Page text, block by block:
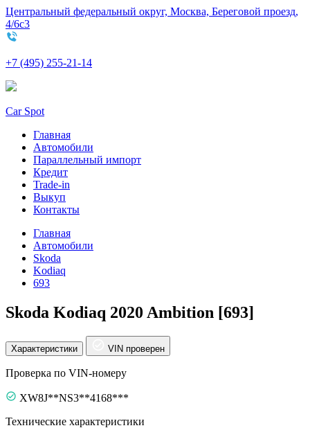
Центральный федеральный округ, Москва, Береговой проезд,
4/6с3
+7 (495) 255-21-14
Car Spot
Главная
Автомобили
Параллельный импорт
Кредит
Trade-in
Выкуп
Контакты
Главная
Автомобили
Skoda
Kodiaq
693
Skoda Kodiaq 2020 Ambition [693]
Характеристики VIN проверен
Проверка по VIN-номеру
XW8J**NS3**4168***
Технические характеристики